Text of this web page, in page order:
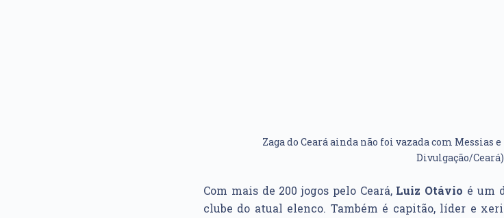
Zaga do Ceará ainda não foi vazada com Messias
Divulgação/Ceará)
Com mais de 200 jogos pelo Ceará, Luiz Otávio é um
clube do atual elenco. Também é capitão, líder e